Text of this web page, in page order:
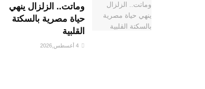
وماتت.. الزلزال ينهي
حياة مصرية بالسكتة
القلبية